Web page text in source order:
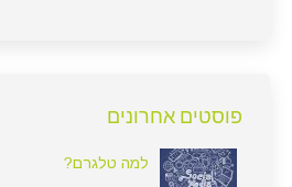
פוסטים אחרונים
למה טלגרם?